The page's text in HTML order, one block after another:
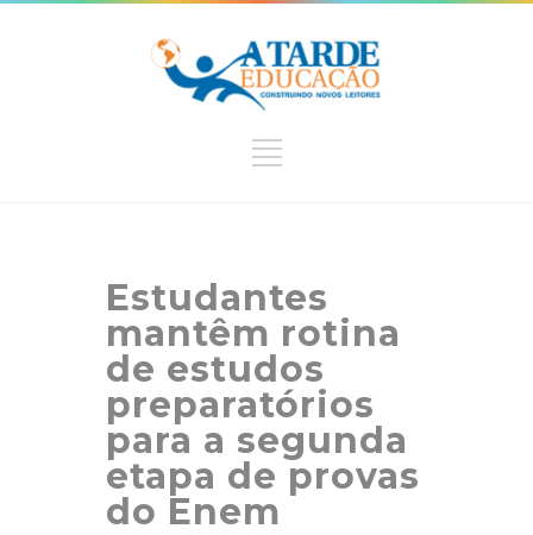
Estudantes
mantêm rotina
de estudos
preparatórios
para a segunda
etapa de provas
do Enem